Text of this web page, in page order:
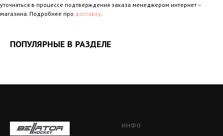
уточняться в процессе подтверждения заказа менеджером интернет –
магазина. Подробнее про доставку
ПОПУЛЯРНЫЕ В РАЗДЕЛЕ
ИНФО